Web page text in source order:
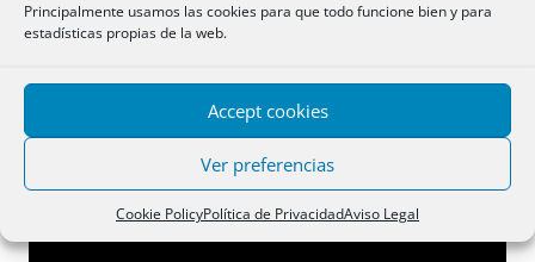
Principalmente usamos las cookies para que todo funcione bien y para
estadísticas propias de la web.
Accept cookies
Ver preferencias
Cookie PolicyPolítica de PrivacidadAviso Legal
El primero se dedica avídeos formales
(conferencias, noticias, inauguraciones….).